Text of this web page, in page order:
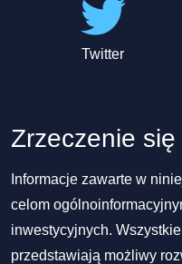
Twitter
Zrzeczenie
Informacje zawarte w
celom
inwestycyjnych.
przedstawiają możliwy